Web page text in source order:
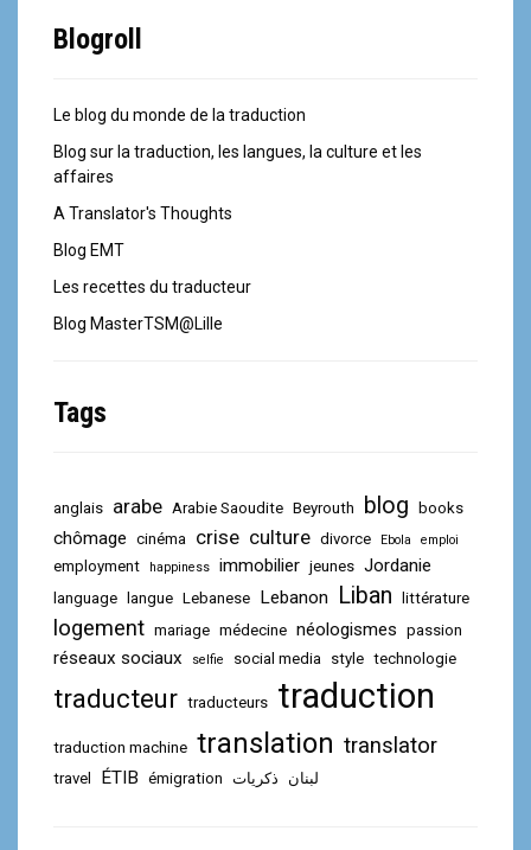
Blogroll
Le blog du monde de la traduction
Blog sur la traduction, les langues, la culture et les
affaires
A Translator's Thoughts
Blog EMT
Les recettes du traducteur
Blog MasterTSM@Lille
Tags
anglais arabe Arabie Saoudite Beyrouth blog books
chômage cinéma crise culture divorce Ebola emploi
employment happiness immobilier jeunes Jordanie
language langue Lebanese Lebanon Liban littérature
logement mariage médecine néologismes passion
réseaux sociaux selfie social media style technologie
traducteur traducteurs traduction
traduction machine translation translator
travel ÉTIB émigration ذكريات لبنان